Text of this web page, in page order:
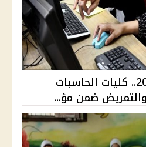
تنسيق الجامعات 2026.. كليات الحاسبات
ضمن مؤ...